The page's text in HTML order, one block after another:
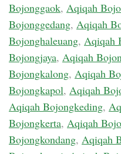
Bojonggaok, Aqiqah
Bojonggedang, Aqiqah
Bojonghaleuang, Aqiqah
Bojongjaya, Aqiqah
Bojongkalong, Aqiqah
Bojongkapol, Aqiqah
Aqiqah Bojongkeding,
Bojongkerta, Aqiqah
Bojongkondang, Aqiqah